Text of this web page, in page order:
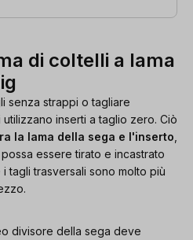
di coltelli a lama
senza strappi o tagliare
inserti a taglio zero. Ciò
la lama della sega e l'inserto
essere tirato e incastrato
tagli trasversali sono molto più
divisore della sega deve